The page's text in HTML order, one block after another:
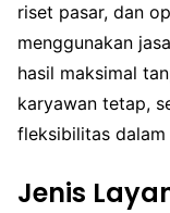
riset pasar, dan
menggunakan
hasil maksimal
karyawan tetap,
fleksibilitas dalam
Jenis